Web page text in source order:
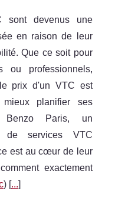
sont devenus une
en raison de leur
Que ce soit pour
ou professionnels,
prix d'un VTC est
planifier ses
Benzo Paris, un
de services VTC
est au cœur de leur
exactement
) [...]